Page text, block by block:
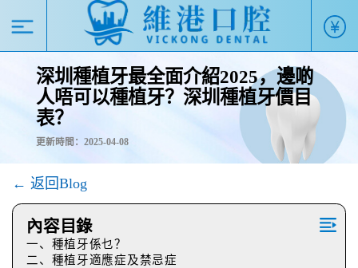
深圳種植牙最全面介紹2025，邊啲
人唔可以種植牙？深圳種植牙價目
表？
更新時間：2025-04-08
← 返回Blog
內容目錄
一、種植牙係乜？
二、種植牙適應症及禁忌症